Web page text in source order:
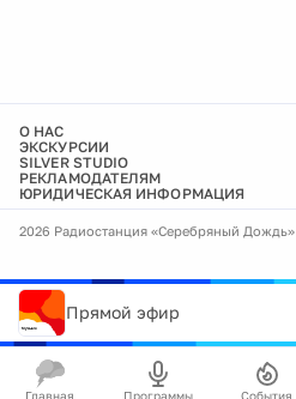
О НАС
ЭКСКУРСИИ
SILVER STUDIO
РЕКЛАМОДАТЕЛЯМ
ЮРИДИЧЕСКАЯ ИНФОРМАЦИЯ
2026 Радиостанция «Серебряный Дождь»
Прямой эфир
Главная Программы События